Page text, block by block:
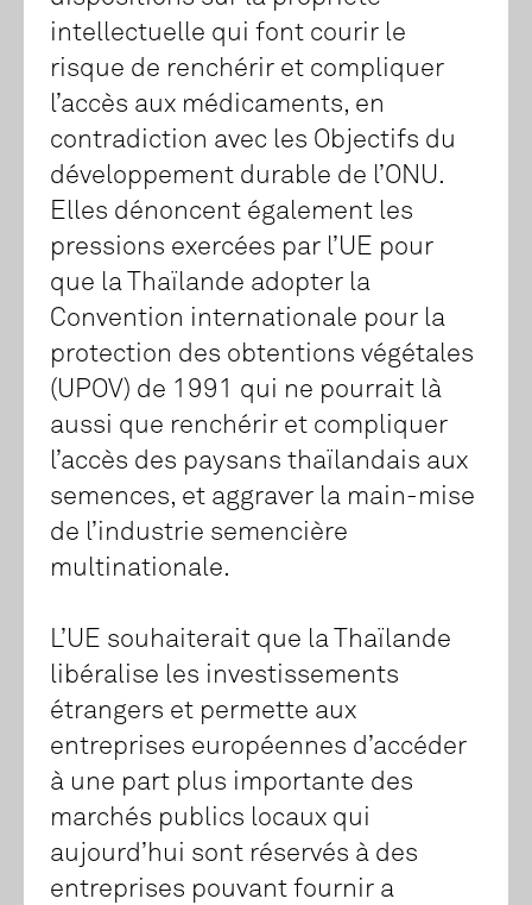
intellectuelle qui font courir le
risque de renchérir et compliquer
l’accès aux médicaments, en
contradiction avec les Objectifs du
développement durable de l’ONU.
Elles dénoncent également les
pressions exercées par l’UE pour
que la Thaïlande adopter la
Convention internationale pour la
protection des obtentions végétales
(UPOV) de 1991 qui ne pourrait là
aussi que renchérir et compliquer
l’accès des paysans thaïlandais aux
semences, et aggraver la main-mise
de l’industrie semencière
multinationale.
L’UE souhaiterait que la Thaïlande
libéralise les investissements
étrangers et permette aux
entreprises européennes d’accéder
à une part plus importante des
marchés publics locaux qui
aujourd’hui sont réservés à des
entreprises pouvant fournir a